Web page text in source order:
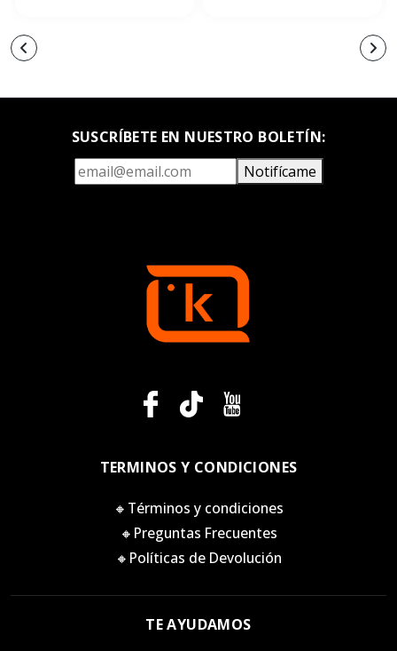
SUSCRÍBETE EN NUESTRO BOLETÍN:
Notifícame
TERMINOS Y CONDICIONES
🔸Términos y condiciones
🔸Preguntas Frecuentes
🔸Políticas de Devolución
TE AYUDAMOS